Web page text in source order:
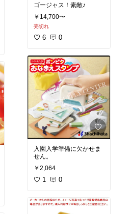
ゴージャス！素敵♪
￥14,700〜
売切れ
6 0
入園入学準備に欠かせま
せん。
￥2,064
1 0